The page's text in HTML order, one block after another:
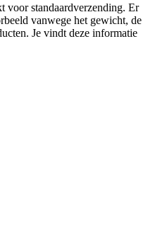
voor standaardverzending. Er
vanwege het gewicht, de
Je vindt deze informatie